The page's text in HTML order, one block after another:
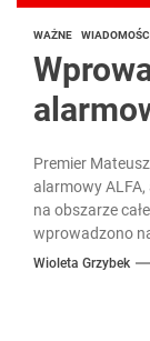
WAŻNE
Premier
alarmowy
na obszarze
wprowadzono
Wioleta Grzybek